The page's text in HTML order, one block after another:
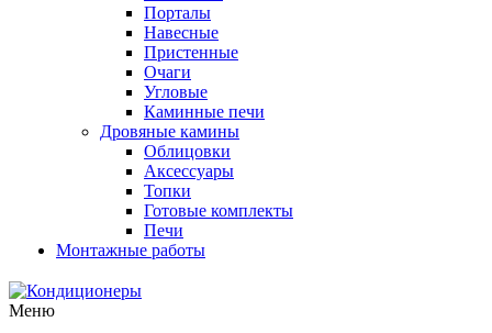
Порталы
Навесные
Пристенные
Очаги
Угловые
Каминные печи
Дровяные камины
Облицовки
Аксессуары
Топки
Готовые комплекты
Печи
Монтажные работы
Меню